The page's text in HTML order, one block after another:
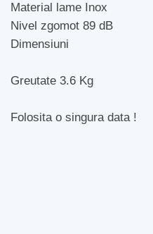
Material lame Inox
Nivel zgomot 89 dB
Dimensiuni
Greutate 3.6 Kg
Folosita o singura data !